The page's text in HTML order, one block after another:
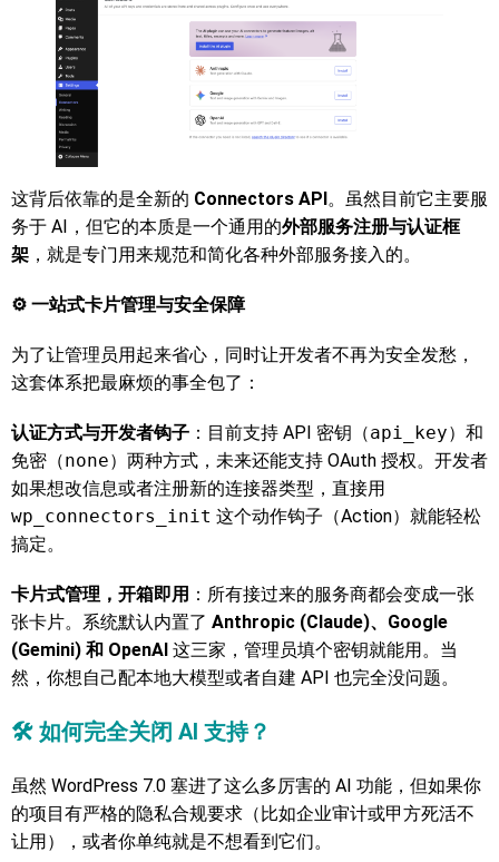
这背后依靠的是全新的 Connectors API 。虽然目前它主要服
务于 AI，但它的本质是一个通用的外部服务注册与认证框
架 ，就是专门用来规范和简化各种外部服务接入的。
⚙️ 一站式卡片管理与安全保障
为了让管理员用起来省心，同时让开发者不再为安全发愁，
这套体系把最麻烦的事全包了：
认证方式与开发者钩子 ：目前支持 API 密钥（api_key）和
免密（none）两种方式，未来还能支持 OAuth 授权。开发者
如果想改信息或者注册新的连接器类型，直接用
wp_connectors_init 这个动作钩子（Action）就能轻松
搞定。
卡片式管理，开箱即用 ：所有接过来的服务商都会变成一张
张卡片。系统默认内置了 Anthropic (Claude)、Google
(Gemini) 和 OpenAI 这三家，管理员填个密钥就能用。当
然，你想自己配本地大模型或者自建 API 也完全没问题。
🛠️ 如何完全关闭 AI 支持？
虽然 WordPress 7.0 塞进了这么多厉害的 AI 功能，但如果你
的项目有严格的隐私合规要求（比如企业审计或甲方死活不
让用），或者你单纯就是不想看到它们。